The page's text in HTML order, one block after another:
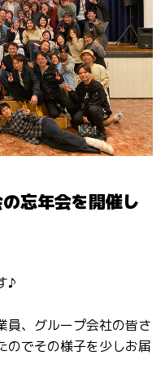
忘年会を開催し
♪
員、グループ会社の皆さ
のでその様子を少しお届